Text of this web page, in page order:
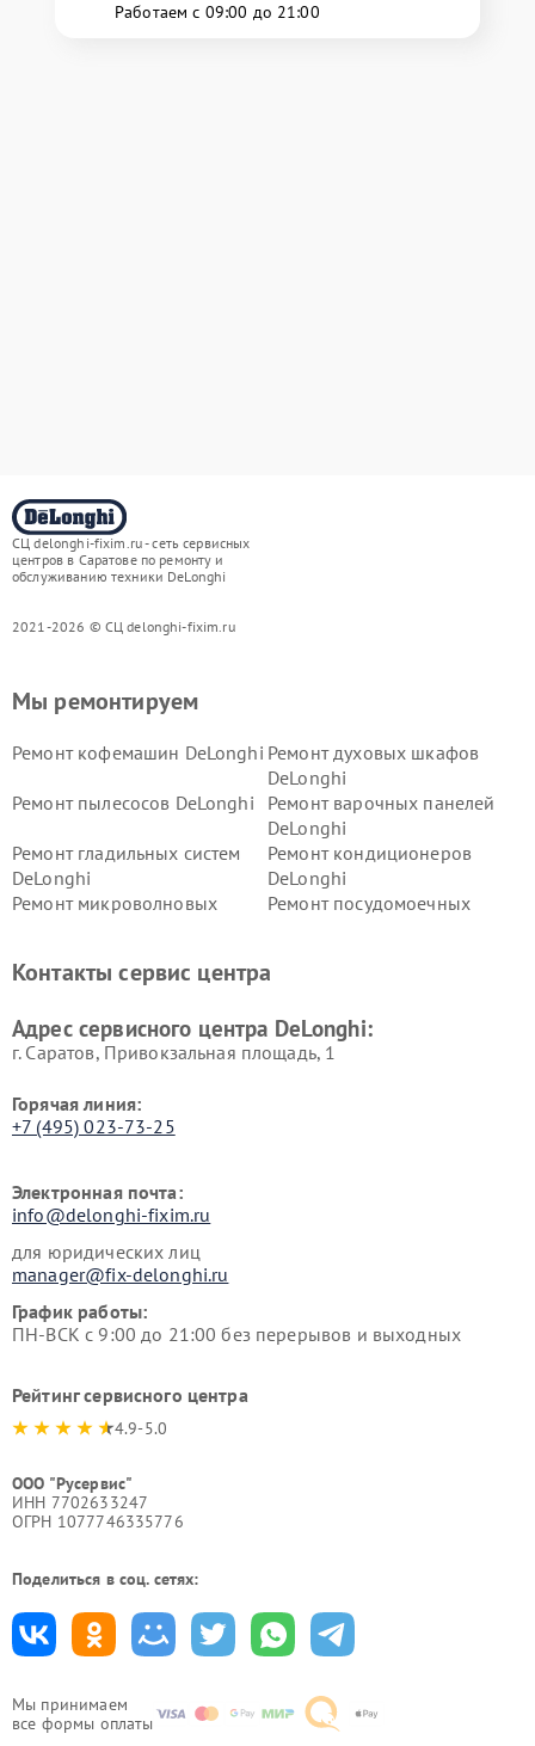
Работаем с 09:00 до 21:00
СЦ delonghi-fixim.ru - сеть сервисных
центров в Саратове по ремонту и
обслуживанию техники DeLonghi
2021-2026 © СЦ delonghi-fixim.ru
Мы принимаем
все формы оплаты
Мы ремонтируем
Ремонт кофемашин DeLonghi Ремонт духовых шкафов
DeLonghi
Ремонт пылесосов DeLonghi
Ремонт варочных панелей
DeLonghi
Ремонт гладильных систем
DeLonghi
Ремонт кондиционеров
DeLonghi
Ремонт микроволновых
Ремонт посудомоечных
DeLonghi
DeLonghi
Контакты сервис центра
Адрес сервисного центра DeLonghi:
г. Саратов, Привокзальная площадь, 1
Горячая линия:
+7 (495) 023-73-25
Электронная почта:
info@delonghi-fixim.ru
для юридических лиц
manager@fix-delonghi.ru
График работы:
ПН-ВСК с 9:00 до 21:00 без перерывов и выходных
Рейтинг сервисного центра
4.9-5.0
ООО "Русервис"
ИНН 7702633247
ОГРН 1077746335776
Поделиться в соц. сетях: